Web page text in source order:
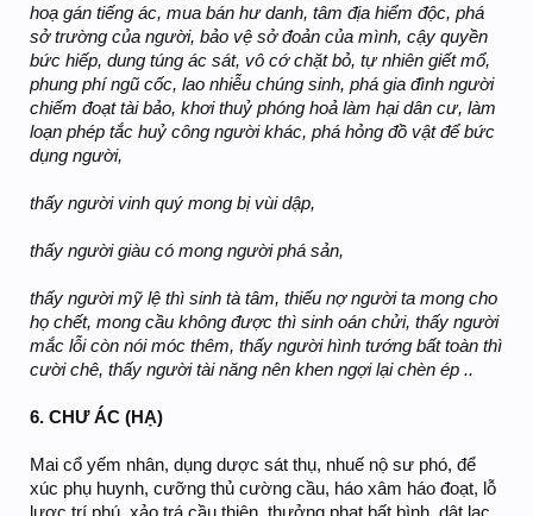
hoạ gán tiếng ác, mua bán hư danh, tâm địa hiểm độc, phá
sở trường của người, bảo vệ sở đoản của mình, cậy quyền
bức hiếp, dung túng ác sát, vô cớ chặt bỏ, tự nhiên giết mổ,
phung phí ngũ cốc, lao nhiễu chúng sinh, phá gia đình người
chiếm đoạt tài bảo, khơi thuỷ phóng hoả làm hại dân cư, làm
loạn phép tắc huỷ công người khác, phá hỏng đồ vật để bức
dụng người,
thấy người vinh quý mong bị vùi dập,
thấy người giàu có mong người phá sản,
thấy người mỹ lệ thì sinh tà tâm, thiếu nợ người ta mong cho
họ chết, mong cầu không được thì sinh oán chửi, thấy người
mắc lỗi còn nói móc thêm, thấy người hình tướng bất toàn thì
cười chê, thấy người tài năng nên khen ngợi lại chèn ép ..
6. CHƯ ÁC (HẠ)
Mai cổ yếm nhân, dụng dược sát thụ, nhuế nộ sư phó, để
xúc phụ huynh, cưỡng thủ cường cầu, háo xâm háo đoạt, lỗ